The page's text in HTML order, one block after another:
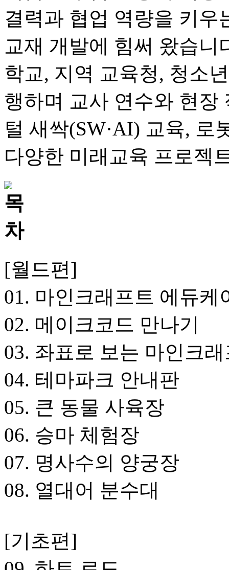
결력과 협업 역량을 키
교재 개발에 힘써 왔습니
학교, 지역 교육청, 청소
행하며 교사 연수와 현장
털 새싹(SW·AI) 교육, 로
다양한 미래교육 프로젝
[월드편]
01. 마인크래프트 에듀케
02. 메이크코드 만나기
03. 좌표로 보는 마인크
04. 테마파크 안내판
05. 큰 동물 사육장
06. 승마 체험장
07. 명사수의 양궁장
08. 열대어 분수대
[기초편]